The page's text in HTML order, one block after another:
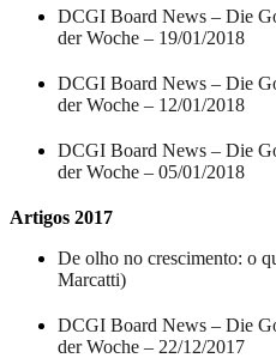
DCGI Board News – Die
der Woche – 19/01/2018
DCGI Board News – Die
der Woche – 12/01/2018
DCGI Board News – Die
der Woche – 05/01/2018
Artigos 2017
De olho no crescimento: o
Marcatti)
DCGI Board News – Die
der Woche – 22/12/2017